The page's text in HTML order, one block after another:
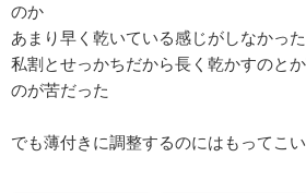
のか
あまり早く乾いている感じがしなかった
私割とせっかちだから長く乾かすのと
のが苦だった
でも薄付きに調整するのにはもってこい